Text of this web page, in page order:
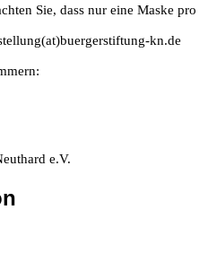
Sie, dass nur eine Maske pro
kn.de
e.V.